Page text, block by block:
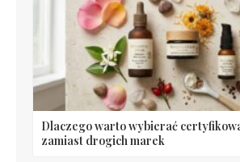
Dlaczego warto wybierać
zamiast drogich marek